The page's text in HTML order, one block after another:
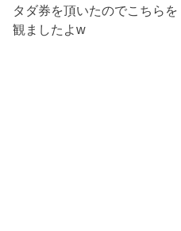
タダ券を頂いたのでこちらを
観ましたよw